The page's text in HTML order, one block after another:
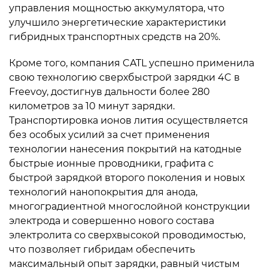
управления мощностью аккумулятора, что
улучшило энергетические характеристики
гибридных транспортных средств на 20%.
Кроме того, компания CATL успешно применила
свою технологию сверхбыстрой зарядки 4C в
Freevoy, достигнув дальности более 280
километров за 10 минут зарядки.
Транспортировка ионов лития осуществляется
без особых усилий за счет применения
технологии нанесения покрытий на катодные
быстрые ионные проводники, графита с
быстрой зарядкой второго поколения и новых
технологий нанопокрытия для анода,
многоградиентной многослойной конструкции
электрода и совершенно нового состава
электролита со сверхвысокой проводимостью,
что позволяет гибридам обеспечить
максимальный опыт зарядки, равный чистым